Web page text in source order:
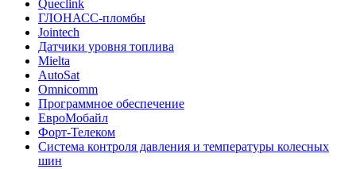
Queclink
ГЛОНАСС-пломбы
Jointech
Датчики уровня топлива
Mielta
AutoSat
Omnicomm
Программное обеспечение
ЕвроМобайл
Форт-Телеком
Система контроля давления и температуры колесных
шин